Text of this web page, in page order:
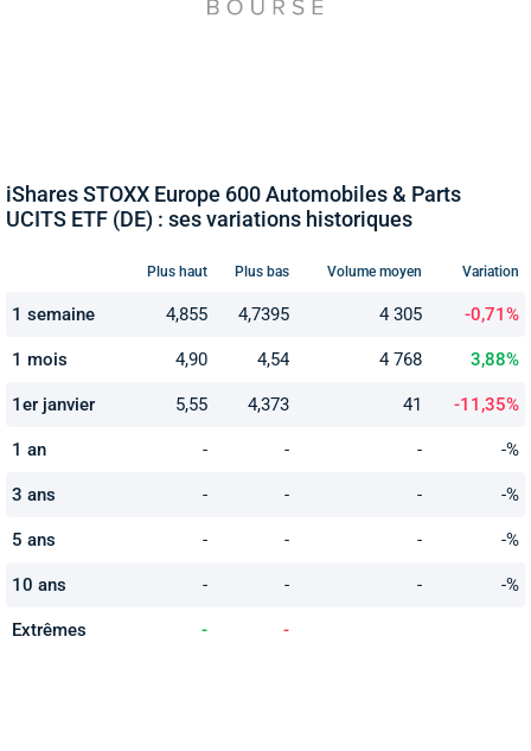
iShares STOXX Europe 600 Automobiles & Parts
UCITS ETF (DE) : ses variations historiques
Plus haut Plus bas Volume moyen Variation
1 semaine 4,855 4,7395 4 305 -0,71%
1 mois 4,90 4,54 4 768 3,88%
1er janvier 5,55 4,373 41 -11,35%
1 an - - - -%
3 ans - - - -%
5 ans - - - -%
10 ans - - - -%
Extrêmes - -